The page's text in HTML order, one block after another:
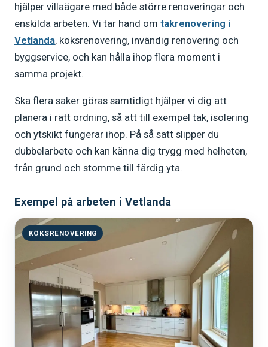
hjälper villaägare med både större renoveringar och
enskilda arbeten. Vi tar hand om takrenovering i
Vetlanda, köksrenovering, invändig renovering och
byggservice, och kan hålla ihop flera moment i
samma projekt.
Ska flera saker göras samtidigt hjälper vi dig att
planera i rätt ordning, så att till exempel tak, isolering
och ytskikt fungerar ihop. På så sätt slipper du
dubbelarbete och kan känna dig trygg med helheten,
från grund och stomme till färdig yta.
Exempel på arbeten i Vetlanda
KÖKSRENOVERING